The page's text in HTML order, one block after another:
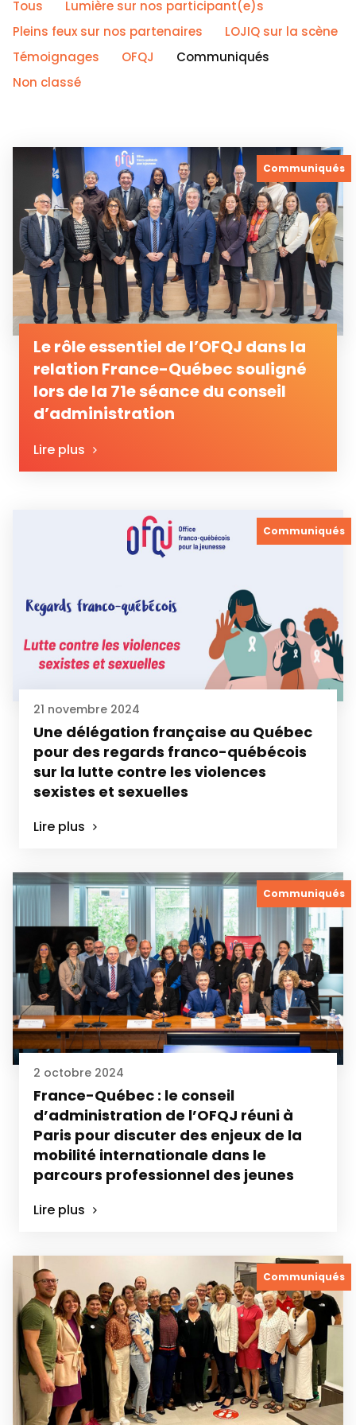
Tous
Lumière sur nos participant(e)s
Pleins feux sur nos partenaires
LOJIQ sur la scène
Témoignages
OFQJ
Communiqués
Non classé
Communiqués
Le rôle essentiel de l’OFQJ dans la
relation France-Québec souligné
lors de la 71e séance du conseil
d’administration
Lire plus
Communiqués
21 novembre 2024
Une délégation française au Québec
pour des regards franco-québécois
sur la lutte contre les violences
sexistes et sexuelles
Lire plus
Communiqués
2 octobre 2024
France-Québec : le conseil
d’administration de l’OFQJ réuni à
Paris pour discuter des enjeux de la
mobilité internationale dans le
parcours professionnel des jeunes
Lire plus
Communiqués